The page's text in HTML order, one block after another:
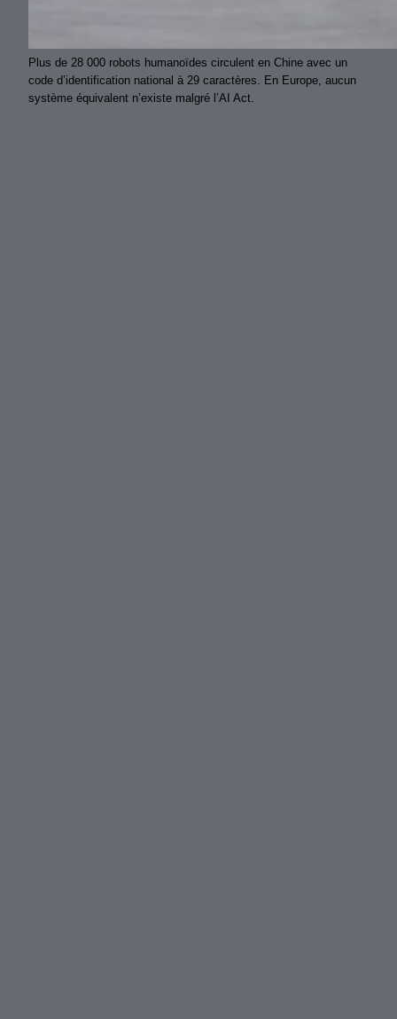
Plus de 28 000 robots humanoïdes circulent en Chine avec un
code d’identification national à 29 caractères. En Europe, aucun
système équivalent n’existe malgré l’AI Act.